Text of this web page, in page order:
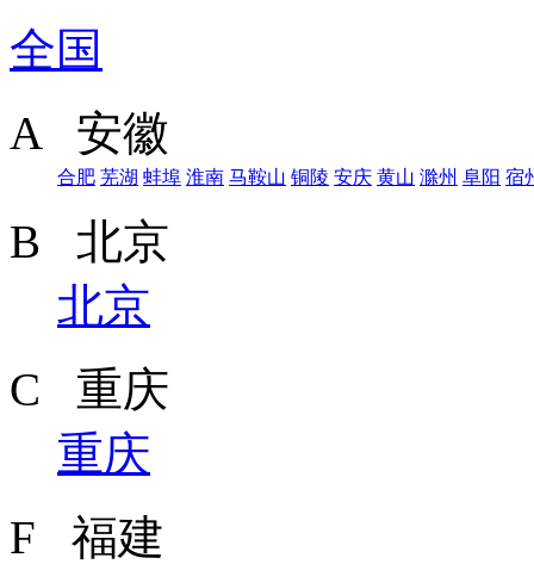
全国
A 安徽
合肥 芜湖 蚌埠 淮南 马鞍山 铜陵 安庆 黄山 滁州 阜阳 宿
B 北京
北京
C 重庆
重庆
F 福建